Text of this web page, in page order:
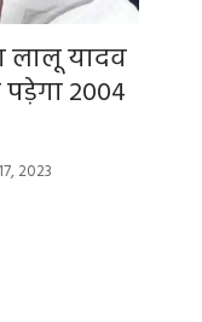
लालू यादव
2004
2023